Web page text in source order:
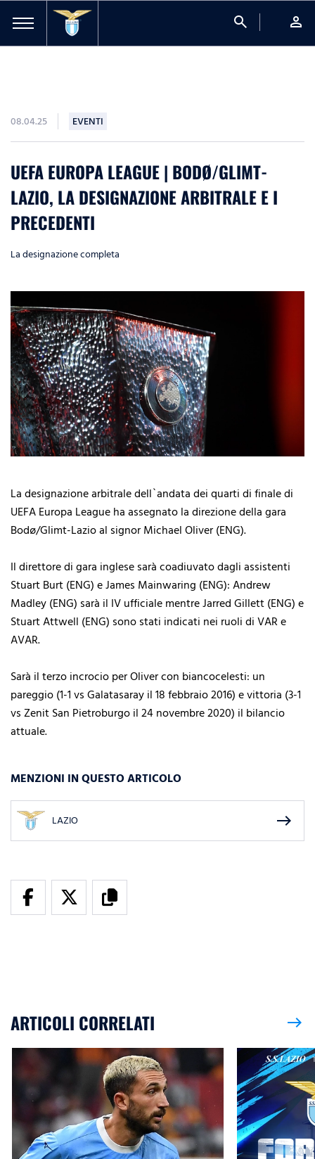
search person
08.04.25 EVENTI
UEFA EUROPA LEAGUE | BODØ/GLIMT-
LAZIO, LA DESIGNAZIONE ARBITRALE E I
PRECEDENTI
La designazione completa
La designazione arbitrale dell`andata dei quarti di finale di
UEFA Europa League ha assegnato la direzione della gara
Bodø/Glimt-Lazio al signor Michael Oliver (ENG).
Il direttore di gara inglese sarà coadiuvato dagli assistenti
Stuart Burt (ENG) e James Mainwaring (ENG): Andrew
Madley (ENG) sarà il IV ufficiale mentre Jarred Gillett (ENG) e
Stuart Attwell (ENG) sono stati indicati nei ruoli di VAR e
AVAR.
Sarà il terzo incrocio per Oliver con biancocelesti: un
pareggio (1-1 vs Galatasaray il 18 febbraio 2016) e vittoria (3-1
vs Zenit San Pietroburgo il 24 novembre 2020) il bilancio
attuale.
MENZIONI IN QUESTO ARTICOLO
LAZIO east
ARTICOLI CORRELATI east